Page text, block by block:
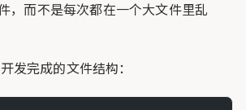
，而不是每次都在一个大文件里乱
发完成的文件结构：